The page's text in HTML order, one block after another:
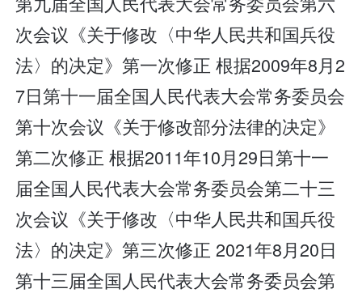
次会议《关于修改〈中华人民共和国兵役
法〉的决定》第一次修正 根据2009年8月2
7日第十一届全国人民代表大会常务委员会
第十次会议《关于修改部分法律的决定》
第二次修正 根据2011年10月29日第十一
届全国人民代表大会常务委员会第二十三
次会议《关于修改〈中华人民共和国兵役
法〉的决定》第三次修正 2021年8月20日
第十三届全国人民代表大会常务委员会第